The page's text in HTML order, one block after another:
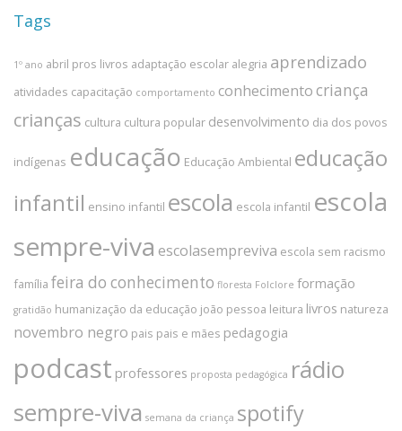
Tags
1º ano abril pros livros adaptação escolar alegria aprendizado
atividades capacitação comportamento conhecimentocriança
crianças cultura cultura popular desenvolvimento dia dos povos
indígenas educação Educação Ambiental educação
infantil ensino infantil escola escola infantil escola
sempre-viva escolasempreviva escola sem racismo
família feira do conhecimento floresta Folclore formação
gratidão humanização da educação joão pessoa leitura livros natureza
novembro negro pais pais e mães pedagogia
podcast professores proposta pedagógica rádio
sempre-viva semana da criança spotify